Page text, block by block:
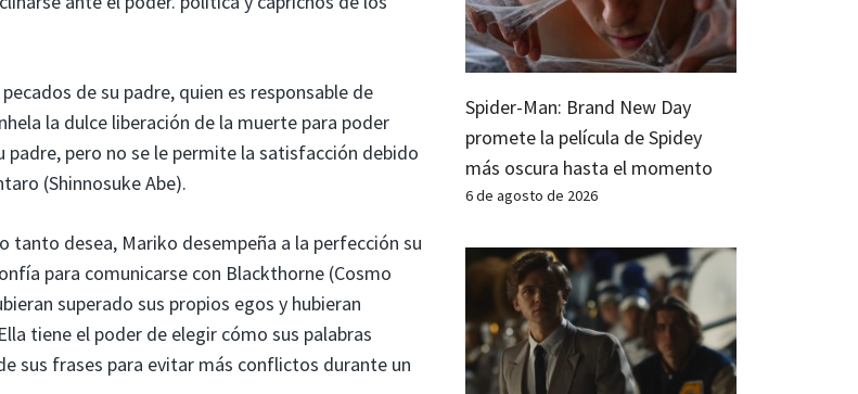
de su padre, quien es responsable de
la dulce liberación de la muerte para poder
pero no se le permite la satisfacción debido
(Shinnosuke Abe).
tanto desea, Mariko desempeña a la perfección su
para comunicarse con Blackthorne (Cosmo
superado sus propios egos y hubieran
tiene el poder de elegir cómo sus palabras
sus frases para evitar más conflictos durante un
Spider-Man: Brand New Day
promete la película de Spidey
más oscura hasta el momento
6 de agosto de 2026